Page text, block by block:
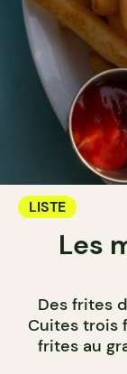
LISTE
Les
Des frites
Cuites trois
frites au